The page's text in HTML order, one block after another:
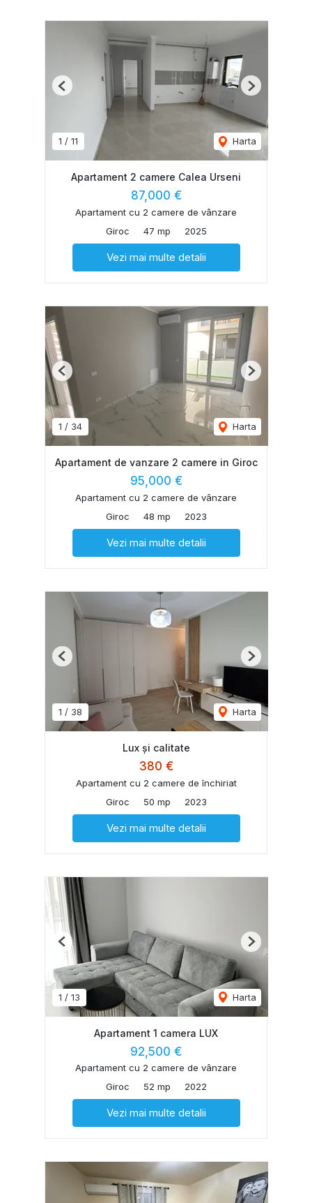
1 / 11 Harta
Previous Next
Apartament 2 camere Calea Urseni
87,000 €
Apartament cu 2 camere de vânzare
Giroc
47 mp 2025
Vezi mai multe detalii
1 / 34 Harta
Previous Next
Apartament de vanzare 2 camere in Giroc
95,000 €
Apartament cu 2 camere de vânzare
Giroc
48 mp 2023
Vezi mai multe detalii
1 / 38 Harta
Previous Next
Lux și calitate
380 €
Apartament cu 2 camere de închiriat
Giroc
50 mp 2023
Vezi mai multe detalii
1 / 13 Harta
Previous Next
Apartament 1 camera LUX
92,500 €
Apartament cu 2 camere de vânzare
Giroc
52 mp 2022
Vezi mai multe detalii